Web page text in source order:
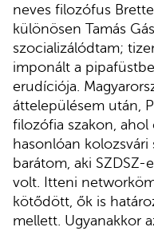
neves filozófus
különösen Tamás
szocializálódtam;
imponált a
erudíciója.
áttelepülésem után,
filozófia szakon,
hasonlóan kolozsvári
barátom, aki SZDSZ-
volt. Itteni
kötődött, ők is
mellett. Ugyanakkor